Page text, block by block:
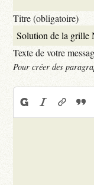
Titre (obligatoire)
Texte de votre
Pour créer des